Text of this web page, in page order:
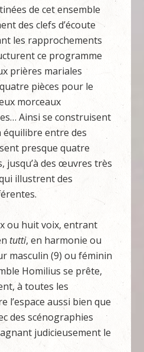
de cet ensemble
des clefs d’écoute
les rapprochements
ce programme
prières mariales
pièces pour le
morceaux
Ainsi se construisent
équilibre entre des
presque quatre
jusqu’à des œuvres très
illustrent des
ou huit voix, entrant
tutti, en harmonie ou
masculin (9) ou féminin
Homilius se prête,
à toutes les
l’espace aussi bien que
des scénographies
judicieusement le